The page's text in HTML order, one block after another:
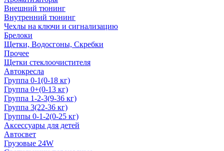
Внешний тюнинг
Внутренний тюнинг
Чехлы на ключи и сигнализацию
Брелоки
Щетки, Водосгоны, Скребки
Прочее
Щетки стеклоочистителя
Автокресла
Группа 0-1(0-18 кг)
Группа 0+(0-13 кг)
Группа 1-2-3(9-36 кг)
Группа 3(22-36 кг)
Группы 0-1-2(0-25 кг)
Аксессуары для детей
Автосвет
Грузовые 24W